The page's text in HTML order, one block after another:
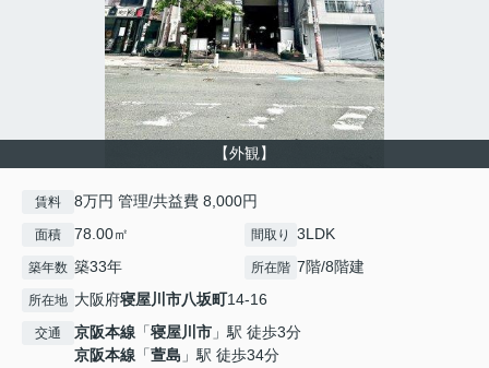
【外観】
賃料 8万円 管理/共益費 8,000円
面積 78.00㎡ 間取り 3LDK
築年数 築33年 所在階 7階/8階建
所在地 大阪府寝屋川市八坂町14-16
交通 京阪本線 「寝屋川市 」駅 徒歩3分
京阪本線 「萱島 」駅 徒歩34分